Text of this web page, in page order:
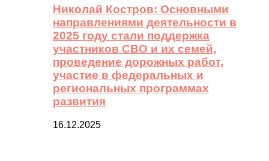
Николай Костров: Основными
направлениями деятельности в
2025 году стали поддержка
участников СВО и их семей,
проведение дорожных работ,
участие в федеральных и
региональных программах
развития
16.12.2025